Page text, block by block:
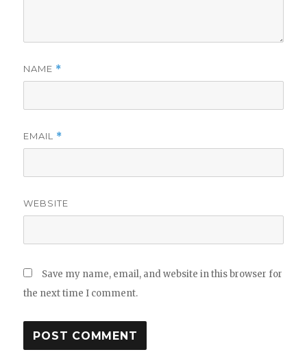
NAME *
EMAIL *
WEBSITE
Save my name, email, and website in this browser for
the next time I comment.